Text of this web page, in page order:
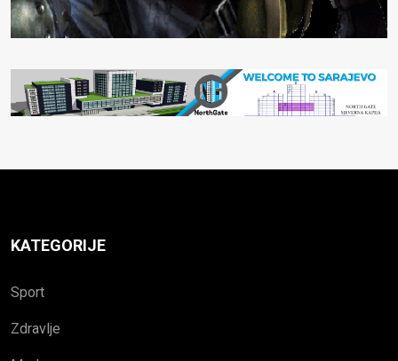
KATEGORIJE
Sport
Zdravlje